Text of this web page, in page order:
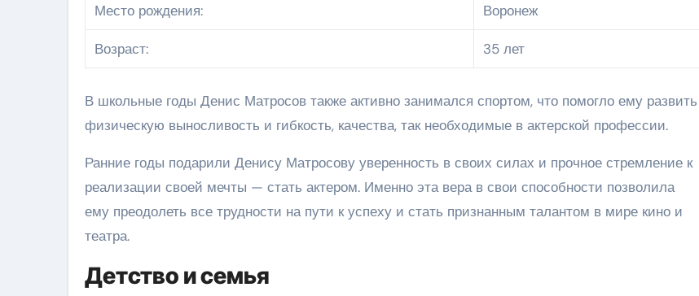
Место рождения: Воронеж
Возраст: 35 лет
В школьные годы Денис Матросов также активно занимался спортом, что помогло ему развить
физическую выносливость и гибкость, качества, так необходимые в актерской профессии.
Ранние годы подарили Денису Матросову уверенность в своих силах и прочное стремление к
реализации своей мечты — стать актером. Именно эта вера в свои способности позволила
ему преодолеть все трудности на пути к успеху и стать признанным талантом в мире кино и
театра.
Детство и семья